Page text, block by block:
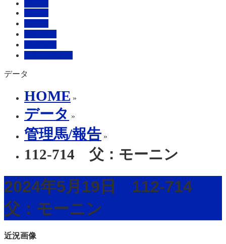
データ
HOME »
データ »
管理馬/報告 »
112-714 父：モーニン
2024年5月19日 112-714
父：モーニン
近況画像